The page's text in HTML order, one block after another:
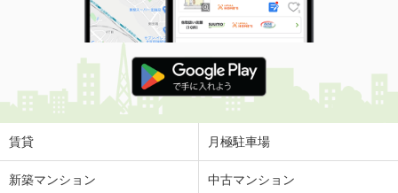
賃貸 月極駐車場
新築マンション 中古マンション